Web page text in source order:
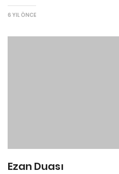
6 YIL ÖNCE
Ezan Duası